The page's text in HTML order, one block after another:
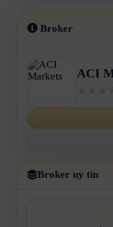
Broker
ACI
Broker uy tín